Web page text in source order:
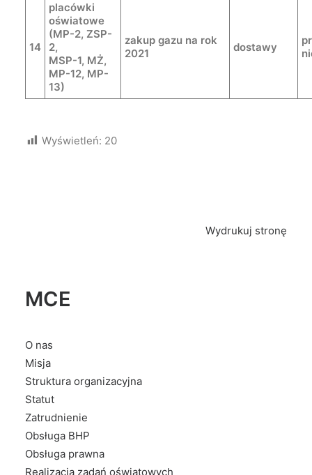
14
placówki
oświatowe
(MP-2, ZSP-
2,
MSP-1, MŻ,
MP-12, MP-
13)
zakup gazu na rok
2021
dostawy
Wyświetleń: 20
Wydrukuj stronę
MCE
O nas
Misja
Struktura organizacyjna
Statut
Zatrudnienie
Obsługa BHP
Obsługa prawna
Realizacja zadań oświatowych